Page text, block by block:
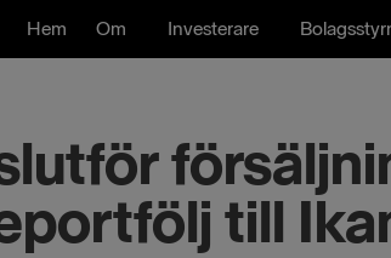
Hem Om Investerare
till